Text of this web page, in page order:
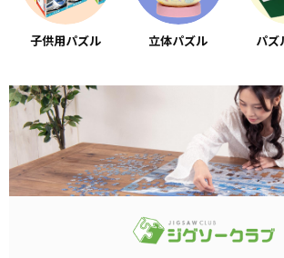
子供用パズル 立体パズル パズ